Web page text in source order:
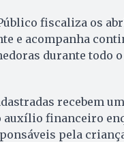
fiscaliza os
e acompanha
durante todo
recebem
auxílio financeiro
pela